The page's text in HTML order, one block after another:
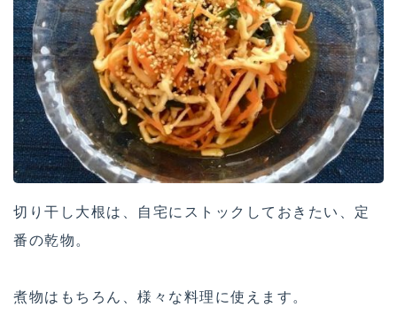
切り干し大根は、自宅にストックしておきたい、定
番の乾物。
煮物はもちろん、様々な料理に使えます。